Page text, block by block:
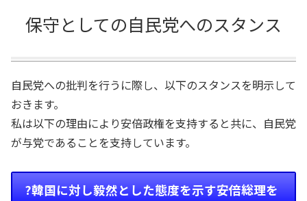
保守としての自民党へのスタンス
自民党への批判を行うに際し、以下のスタンスを明示して
おきます。
私は以下の理由により安倍政権を支持すると共に、自民党
が与党であることを支持しています。
?韓国に対し毅然とした態度を示す安倍総理を